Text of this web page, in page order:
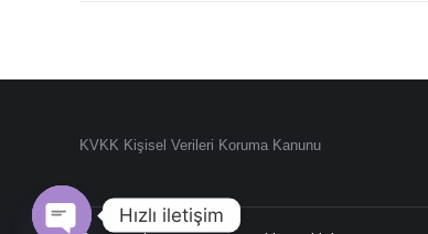
KVKK Kişisel Verileri Koruma Kanunu
Hızlı iletişim